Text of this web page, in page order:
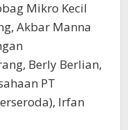
Mikro Kecil
Akbar Manna
Berly Berlian,
PT
Irfan